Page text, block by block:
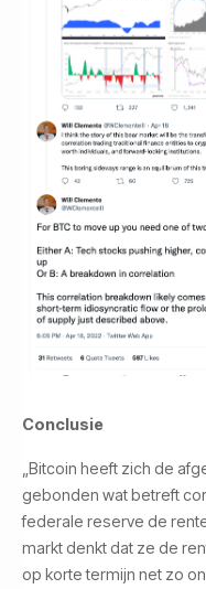
Conclusie
„Bitcoin heeft zich de
gebonden wat betreft
federale reserve de
markt denkt dat ze de
op korte termijn net zo